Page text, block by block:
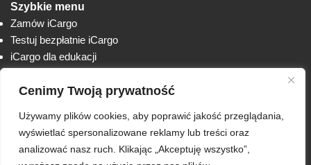
Cenimy Twoją prywatność
Używamy plików cookies, aby poprawić jakość przeglądania,
wyświetlać spersonalizowane reklamy lub treści oraz
analizować nasz ruch. Klikając „Akceptuję wszystko”,
Szybkie menu
Zamów iCargo
Testuj bezpłatnie iCargo
iCargo dla edukacji
Lista zmian
Techniczne AnyDesk